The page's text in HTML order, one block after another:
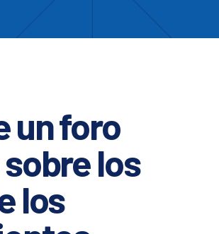
un foro
los
los